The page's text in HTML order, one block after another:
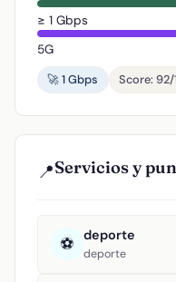
≥ 1 Gbps
5G
🚀 1 Gbps
Score:
📍Servicios y
⚽ deporte
deporte